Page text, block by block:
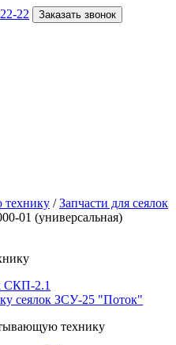
22 Заказать звонок
технику /Запчасти для сеялок
01 (универсальная)
СКП-2.1
сеялок ЗСУ-25 "Поток"
технику